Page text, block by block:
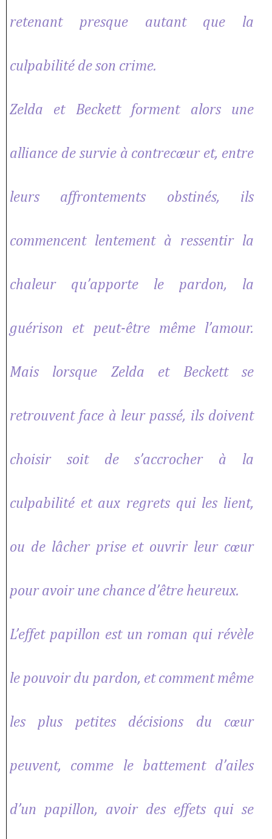
retenant presque autant que la
culpabilité de son crime.
Zelda et Beckett forment alors une
alliance de survie à contrecœur et, entre
leurs affrontements obstinés, ils
commencent lentement à ressentir la
chaleur qu’apporte le pardon, la
guérison et peut-être même l’amour.
Mais lorsque Zelda et Beckett se
retrouvent face à leur passé, ils doivent
choisir soit de s’accrocher à la
culpabilité et aux regrets qui les lient,
ou de lâcher prise et ouvrir leur cœur
pour avoir une chance d’être heureux.
L’effet papillon est un roman qui révèle
le pouvoir du pardon, et comment même
les plus petites décisions du cœur
peuvent, comme le battement d’ailes
d’un papillon, avoir des effets qui se